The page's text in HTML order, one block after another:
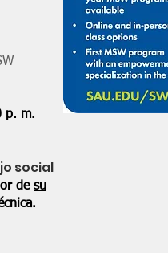
p. m.
social
de su